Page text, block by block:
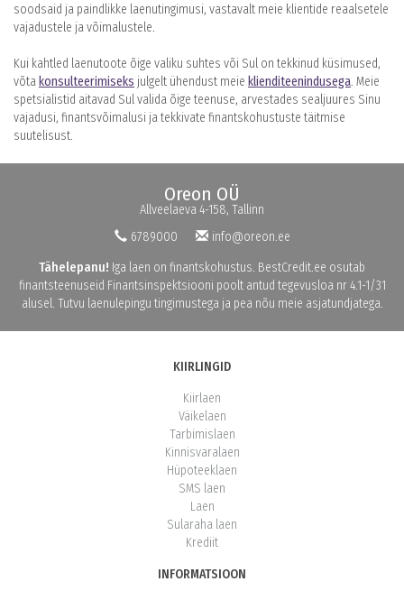
soodsaid ja paindlikke laenutingimusi, vastavalt meie klientide reaalsetele
vajadustele ja võimalustele.
Kui kahtled laenutoote õige valiku suhtes või Sul on tekkinud küsimused,
võta konsulteerimiseks julgelt ühendust meie klienditeenindusega. Meie
spetsialistid aitavad Sul valida õige teenuse, arvestades sealjuures Sinu
vajadusi, finantsvõimalusi ja tekkivate finantskohustuste täitmise
suutelisust.
Oreon OÜ
Allveelaeva 4-158, Tallinn
6789000
info@oreon.ee
Tähelepanu! Iga laen on finantskohustus. BestCredit.ee osutab
finantsteenuseid Finantsinspektsiooni poolt antud tegevusloa nr 4.1-1/31
alusel. Tutvu laenulepingu tingimustega ja pea nõu meie asjatundjatega.
KIIRLINGID
Kiirlaen
Väikelaen
Tarbimislaen
Kinnisvaralaen
Hüpoteeklaen
SMS laen
Laen
Sularaha laen
Krediit
INFORMATSIOON